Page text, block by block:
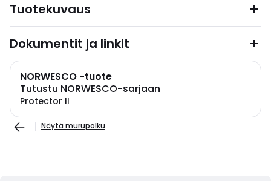
Tuotekuvaus
Dokumentit ja linkit
NORWESCO -tuote
Tutustu NORWESCO-sarjaan
Protector II
Näytä murupolku